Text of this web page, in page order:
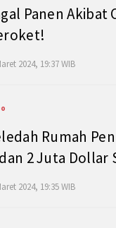
Panen Akibat
2024, 19:37 WIB
Rumah
2 Juta Dollar
2024, 19:35 WIB